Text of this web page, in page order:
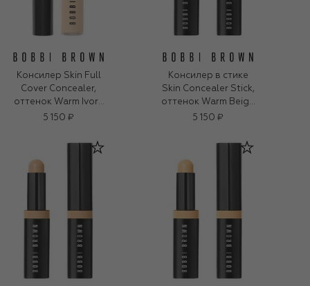
Консилер Skin Full
Cover Concealer,
оттенок Warm Ivory
(8ml)
5 150 ₽
Консилер в стике
Skin Concealer Stick,
оттенок Warm Beige
(3g)
5 150 ₽